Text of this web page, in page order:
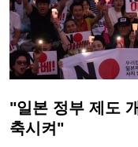
"일본 정부 제도
축시켜"